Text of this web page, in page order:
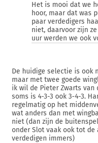
Het is mooi dat we
hoor, maar dat was
paar verdedigers
niet, daarvoor zijn
uur werden we ook
De huidige selectie is ook
maar met twee goede
ik wil de Pieter Zwarts
soms is 4-3-3 ook 3-4-3.
regelmatig op het
wat anders dan met
niet (dan zijn de
onder Slot vaak ook tot
verdedigen immers)